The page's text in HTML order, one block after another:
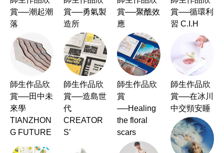
賞──潮起潮
落
賞──勇氣製
造所
賞──聚醮效
應
賞──循環利
習 C.I.H
師生作品欣
賞──田中未
來學
TIANZHON
G FUTURE
師生作品欣
賞──造島世
代
CREATOR
S’
師生作品欣
賞
──Healing
the floral
scars
師生作品欣
賞──在冰川
中交頸安睡